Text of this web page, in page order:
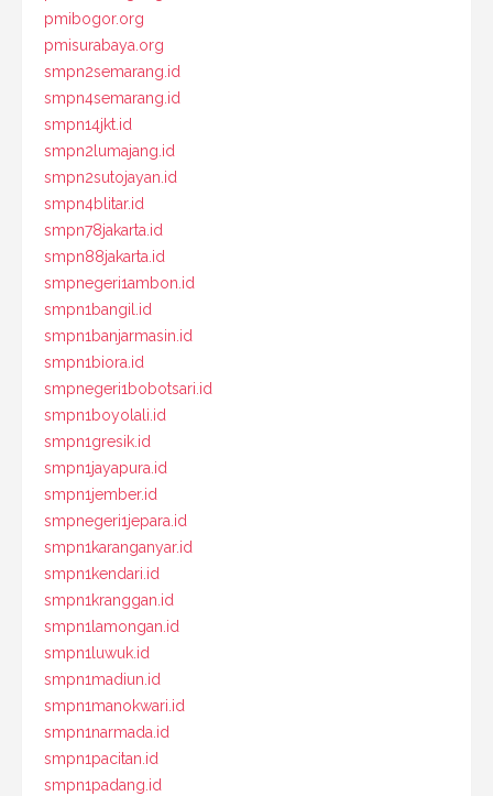
pmibogor.org
pmisurabaya.org
smpn2semarang.id
smpn4semarang.id
smpn14jkt.id
smpn2lumajang.id
smpn2sutojayan.id
smpn4blitar.id
smpn78jakarta.id
smpn88jakarta.id
smpnegeri1ambon.id
smpn1bangil.id
smpn1banjarmasin.id
smpn1biora.id
smpnegeri1bobotsari.id
smpn1boyolali.id
smpn1gresik.id
smpn1jayapura.id
smpn1jember.id
smpnegeri1jepara.id
smpn1karanganyar.id
smpn1kendari.id
smpn1kranggan.id
smpn1lamongan.id
smpn1luwuk.id
smpn1madiun.id
smpn1manokwari.id
smpn1narmada.id
smpn1pacitan.id
smpn1padang.id